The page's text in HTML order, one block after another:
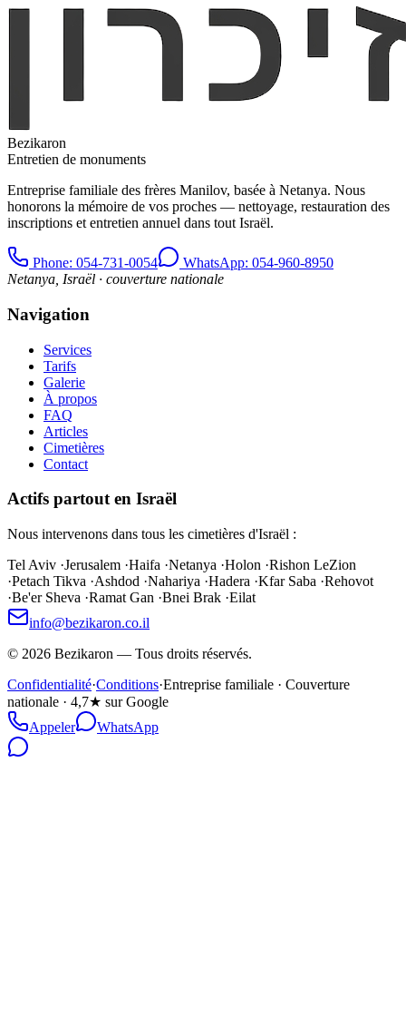
Bezikaron
Entretien de monuments
Entreprise familiale des frères Manilov, basée à Netanya. Nous
honorons la mémoire de vos proches — nettoyage, restauration des
inscriptions et entretien annuel dans tout Israël.
Phone: 054-731-0054
WhatsApp: 054-960-8950
Netanya, Israël · couverture nationale
Navigation
Services
Tarifs
Galerie
À propos
FAQ
Articles
Cimetières
Contact
Actifs partout en Israël
Nous intervenons dans tous les cimetières d'Israël :
Tel Aviv ·Jerusalem ·Haifa ·Netanya ·Holon ·Rishon LeZion
·Petach Tikva ·Ashdod ·Nahariya ·Hadera ·Kfar Saba ·Rehovot
·Be'er Sheva ·Ramat Gan ·Bnei Brak ·Eilat
info@bezikaron.co.il
© 2026 Bezikaron — Tous droits réservés.
Confidentialité·Conditions·Entreprise familiale · Couverture
nationale · 4,7★ sur Google
Appeler
WhatsApp